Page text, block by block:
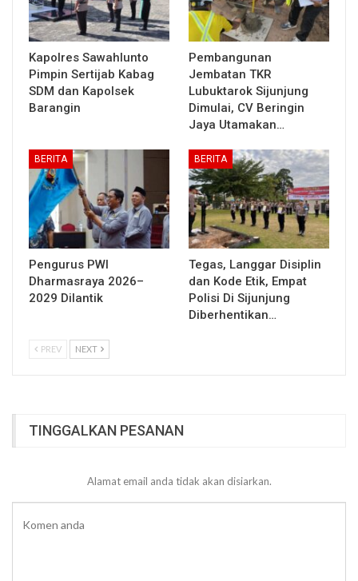
Kapolres Sawahlunto
Pimpin Sertijab Kabag
SDM dan Kapolsek
Barangin
Pembangunan
Jembatan TKR
Lubuktarok Sijunjung
Dimulai, CV Beringin
Jaya Utamakan…
BERITA
Pengurus PWI
Dharmasraya 2026–
2029 Dilantik
BERITA
Tegas, Langgar Disiplin
dan Kode Etik, Empat
Polisi Di Sijunjung
Diberhentikan…
PREV NEXT
TINGGALKAN PESANAN
Alamat email anda tidak akan disiarkan.